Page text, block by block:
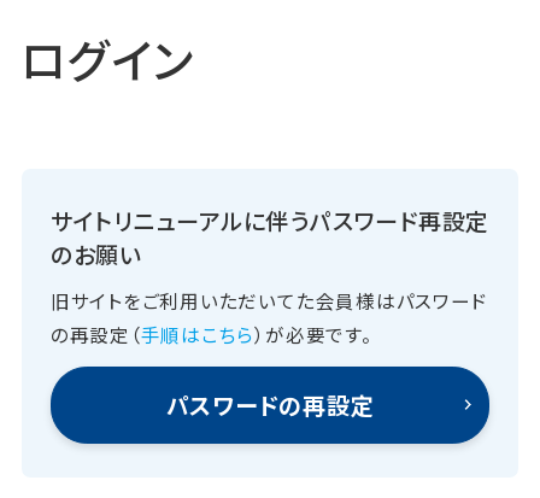
ログイン
サイトリニューアルに伴うパスワード再設定
のお願い
旧サイトをご利用いただいてた会員様はパスワード
の再設定（手順はこちら）が必要です。
パスワードの再設定